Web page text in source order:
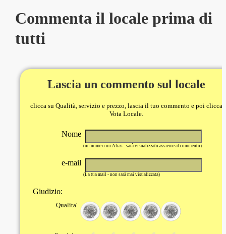
Commenta il locale prima di
tutti
Lascia un commento sul locale
clicca su Qualità, servizio e prezzo, lascia il tuo commento e poi clicca
Vota Locale.
Nome
(un nome o un Alias - sarà visualizzato assieme al commento)
e-mail
(La tua mail - non sarà mai visualizzata)
Giudizio:
Qualita'